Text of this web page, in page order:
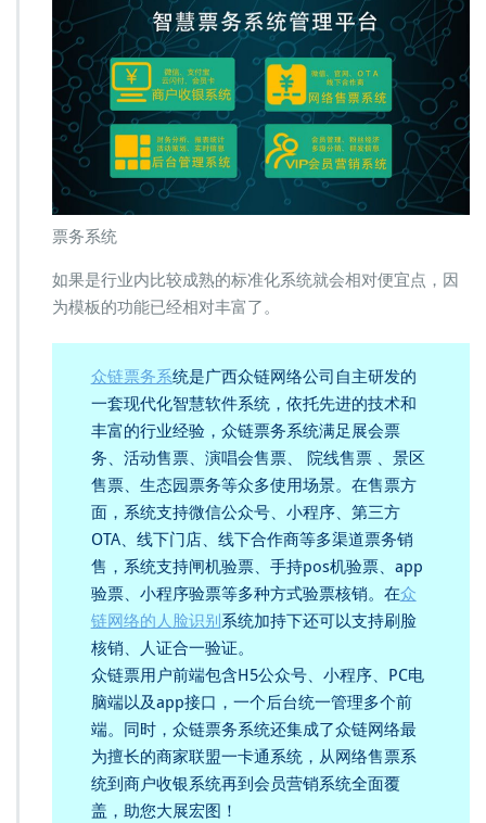
票务系统
如果是行业内比较成熟的标准化系统就会相对便宜点，因
为模板的功能已经相对丰富了。
众链票务系统是广西众链网络公司自主研发的
一套现代化智慧软件系统，依托先进的技术和
丰富的行业经验，众链票务系统满足展会票
务、活动售票、演唱会售票、 院线售票 、景区
售票、生态园票务等众多使用场景。在售票方
面，系统支持微信公众号、小程序、第三方
OTA、线下门店、线下合作商等多渠道票务销
售，系统支持闸机验票、手持pos机验票、app
验票、小程序验票等多种方式验票核销。在众
链网络的人脸识别 系统加持下还可以支持刷脸
核销、人证合一验证。
众链票用户前端包含H5公众号、小程序、PC电
脑端以及app接口，一个后台统一管理多个前
端。同时，众链票务系统还集成了众链网络最
为擅长的商家联盟一卡通系统，从网络售票系
统到商户收银系统再到会员营销系统全面覆
盖，助您大展宏图！